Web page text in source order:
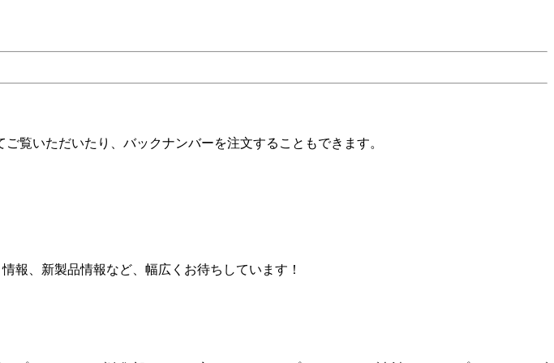
覧いただいたり、バックナンバーを注文することもできます。
報、新製品情報など、幅広くお待ちしています！